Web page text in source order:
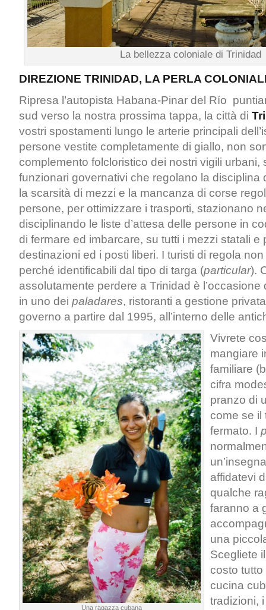
La bellezza coloniale di Trinidad
DIREZIONE TRINIDAD, LA PERLA
Ripresa l’autopista Habana-Pinar del Río
sud verso la nostra prossima tappa, la città di
vostri spostamenti lungo le arterie principali
persone vestite completamente di giallo, non
complemento folcloristico dei nostri vigili urbani,
funzionari governativi che regolano la disciplina
la scarsità di mezzi e la mancanza di corse
persone, per ottimizzare i trasporti, stazionano
disciplinando le liste d’attesa delle persone in
di fermare ed imbarcare, su tutti i mezzi statali e
destinazioni ed i posti liberi. I turisti di regola
perché identificabili dal tipo di targa (particular).
assolutamente perdere a Trinidad è l’occasione
in uno dei paladares, ristoranti a gestione
governo a partire dal 1995, all’interno delle
Una ragazza cubana
Vivrete
mangiare
familiare
cifra
pranzo di
come se il
fermato. I
affidatevi
qualche
faranno a
una
Scegliete
costo
cucina
tradizioni,